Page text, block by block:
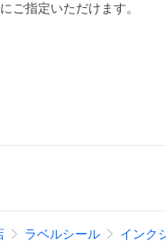
ご指定いただけます。
ラベルシール
インク